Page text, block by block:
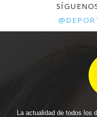
La actualidad de todos los